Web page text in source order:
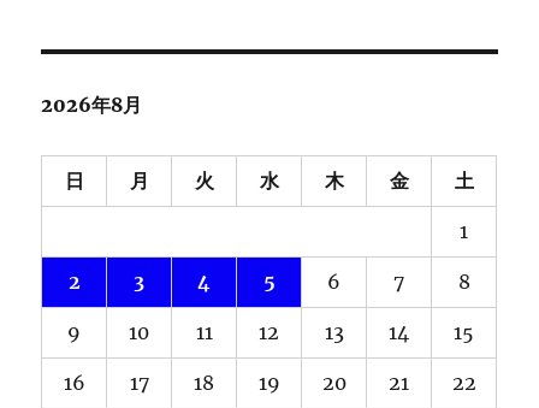
2026年8月
日 月 火 水 木 金 土
1
2 3 4 5 6 7 8
9 10 11 12 13 14 15
16 17 18 19 20 21 22